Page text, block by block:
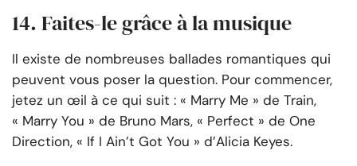
14. Faites-le grâce à la musique
Il existe de nombreuses ballades romantiques qui
peuvent vous poser la question. Pour commencer,
jetez un œil à ce qui suit : « Marry Me » de Train,
« Marry You » de Bruno Mars, « Perfect » de One
Direction, « If I Ain’t Got You » d’Alicia Keyes.